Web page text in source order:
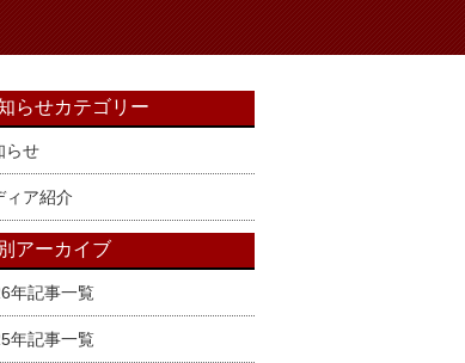
らせカテゴリー
らせ
ィア紹介
アーカイブ
年記事一覧
年記事一覧